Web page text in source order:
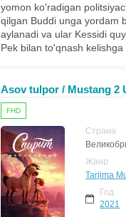
yomon ko'radigan
qilgan Buddi unga yordam
aylanadi va ular Kessidi
Pek bilan to'qnash
Asov tulpor / Mustang 2
FHD
Страна
Жанр
Tarjima
Год
2021